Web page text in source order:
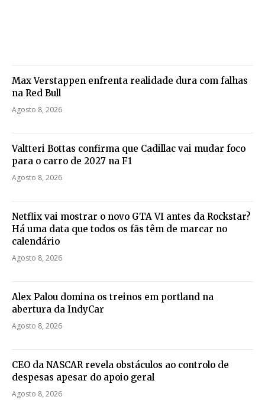
Max Verstappen enfrenta realidade dura com falhas
na Red Bull
Agosto 8, 2026
Valtteri Bottas confirma que Cadillac vai mudar foco
para o carro de 2027 na F1
Agosto 8, 2026
Netflix vai mostrar o novo GTA VI antes da Rockstar?
Há uma data que todos os fãs têm de marcar no
calendário
Agosto 8, 2026
Alex Palou domina os treinos em portland na
abertura da IndyCar
Agosto 8, 2026
CEO da NASCAR revela obstáculos ao controlo de
despesas apesar do apoio geral
Agosto 8, 2026